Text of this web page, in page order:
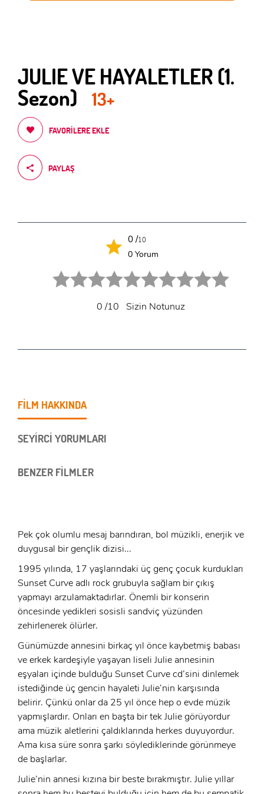
JULIE VE HAYALETLER (1.
Sezon) 13+
FAVORILERE EKLE
PAYLAŞ
0 /10
0 Yorum
0/10 Sizin Notunuz
FİLM HAKKINDA
SEYİRCİ YORUMLARI
BENZER FİLMLER
Pek çok olumlu mesaj barındıran, bol müzikli, enerjik ve
duygusal bir gençlik dizisi...
1995 yılında, 17 yaşlarındaki üç genç çocuk kurdukları
Sunset Curve adlı rock grubuyla sağlam bir çıkış
yapmayı arzulamaktadırlar. Önemli bir konserin
öncesinde yedikleri sosisli sandviç yüzünden
zehirlenerek ölürler.
Günümüzde annesini birkaç yıl önce kaybetmiş babası
ve erkek kardeşiyle yaşayan liseli Julie annesinin
eşyaları içinde bulduğu Sunset Curve cd’sini dinlemek
istediğinde üç gencin hayaleti Julie’nin karşısında
belirir. Çünkü onlar da 25 yıl önce hep o evde müzik
yapmışlardır. Onları en başta bir tek Julie görüyordur
ama müzik aletlerini çaldıklarında herkes duyuyordur.
Ama kısa süre sonra şarkı söylediklerinde görünmeye
de başlarlar.
Julie’nin annesi kızına bir beste bırakmıştır. Julie yıllar